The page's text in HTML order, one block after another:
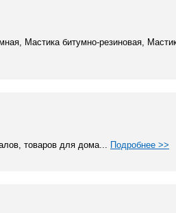
Мастика битумно-резиновая,
товаров для дома... Подробнее >>